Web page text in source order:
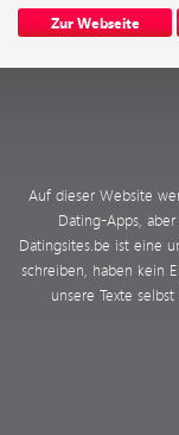
Zur Webseite
Auf dieser Website
Dating-Apps,
Datingsites.be ist eine
schreiben, haben kein
unsere Texte